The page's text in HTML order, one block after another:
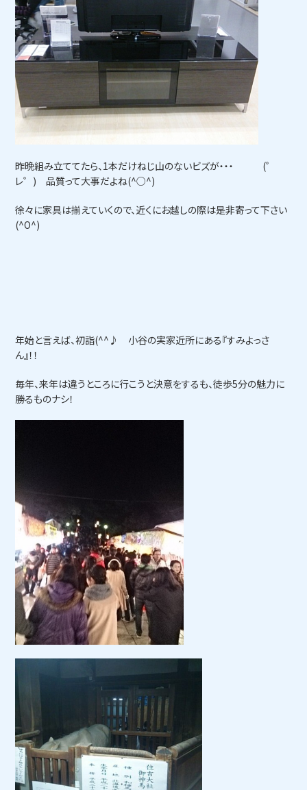
昨晩組み立ててたら、1本だけねじ山のないビズが・・・ (゜
レ゜) 品質って大事だよね(^○^)
徐々に家具は揃えていくので、近くにお越しの際は是非寄って下さい
(^O^)
年始と言えば、初詣(^^♪ 小谷の実家近所にある『すみよっさ
ん』！！
毎年、来年は違うところに行こうと決意をするも、徒歩5分の魅力に
勝るものナシ！